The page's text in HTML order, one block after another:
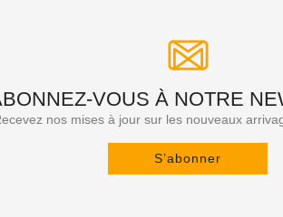
VOUS À NOTRE
nos mises à jour sur les nouveaux
S’abonner